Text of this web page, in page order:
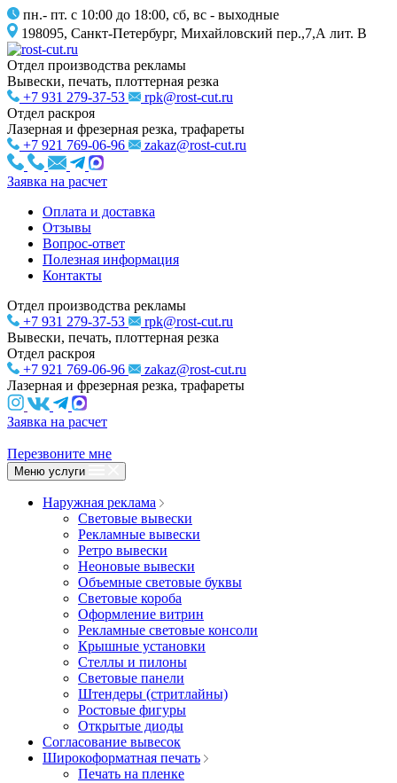
пн.- пт. с 10:00 до 18:00, сб, вс - выходные
198095, Санкт-Петербург, Михайловский пер.,7,А лит. В
Отдел производства рекламы
Вывески, печать, плоттерная резка
+7 931 279-37-53
rpk@rost-cut.ru
Отдел раскроя
Лазерная и фрезерная резка, трафареты
+7 921 769-06-96
zakaz@rost-cut.ru
Заявка на расчет
Оплата и доставка
Отзывы
Вопрос-ответ
Полезная информация
Контакты
Отдел производства рекламы
+7 931 279-37-53
rpk@rost-cut.ru
Вывески, печать, плоттерная резка
Отдел раскроя
+7 921 769-06-96
zakaz@rost-cut.ru
Лазерная и фрезерная резка, трафареты
Заявка на расчет
Перезвоните мне
Меню услуги
Наружная реклама
Световые вывески
Рекламные вывески
Ретро вывески
Неоновые вывески
Объемные световые буквы
Световые короба
Оформление витрин
Рекламные световые консоли
Крышные установки
Стеллы и пилоны
Световые панели
Штендеры (стритлайны)
Ростовые фигуры
Открытые диоды
Согласование вывесок
Широкоформатная печать
Печать на пленке